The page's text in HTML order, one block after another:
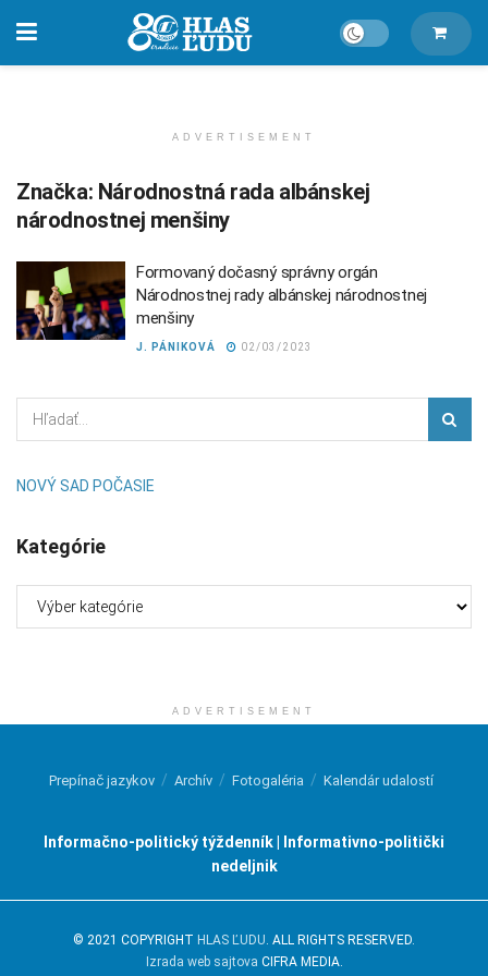
ADVERTISEMENT
Značka: Národnostná rada albánskej
národnostnej menšiny
Formovaný dočasný správny orgán
Národnostnej rady albánskej národnostnej
menšiny
J. PÁNIKOVÁ 02/03/2023
NOVÝ SAD POČASIE
Kategórie
ADVERTISEMENT
Prepínač jazykov Archív Fotogaléria Kalendár udalostí
Informačno-politický týždenník | Informativno-politički
nedeljnik
© 2021 COPYRIGHT HLAS ĽUDU. ALL RIGHTS RESERVED.
Izrada web sajtova CIFRA MEDIA.